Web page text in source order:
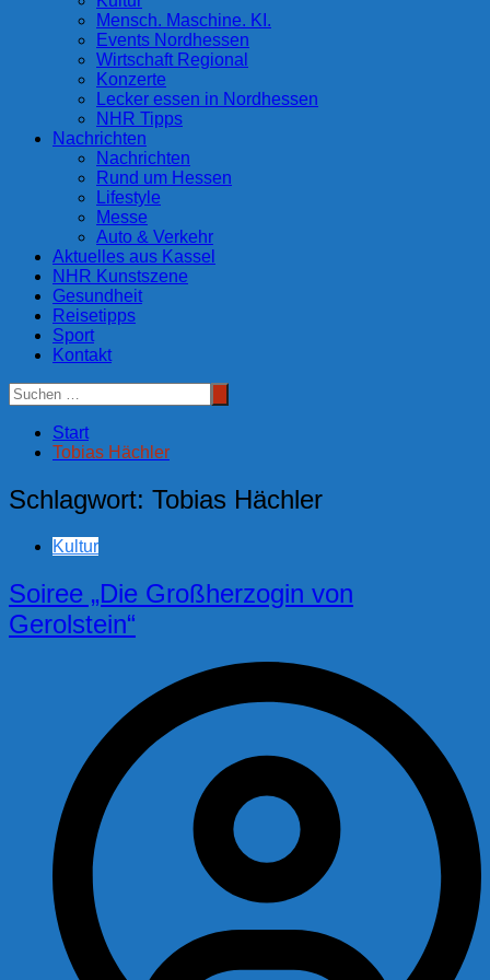
Mensch. Maschine. KI.
Events Nordhessen
Wirtschaft Regional
Konzerte
Lecker essen in Nordhessen
NHR Tipps
Nachrichten
Nachrichten
Rund um Hessen
Lifestyle
Messe
Auto & Verkehr
Aktuelles aus Kassel
NHR Kunstszene
Gesundheit
Reisetipps
Sport
Kontakt
Start
Tobias Hächler
Schlagwort: Tobias Hächler
Kultur
Soiree „Die Großherzogin von
Gerolstein“